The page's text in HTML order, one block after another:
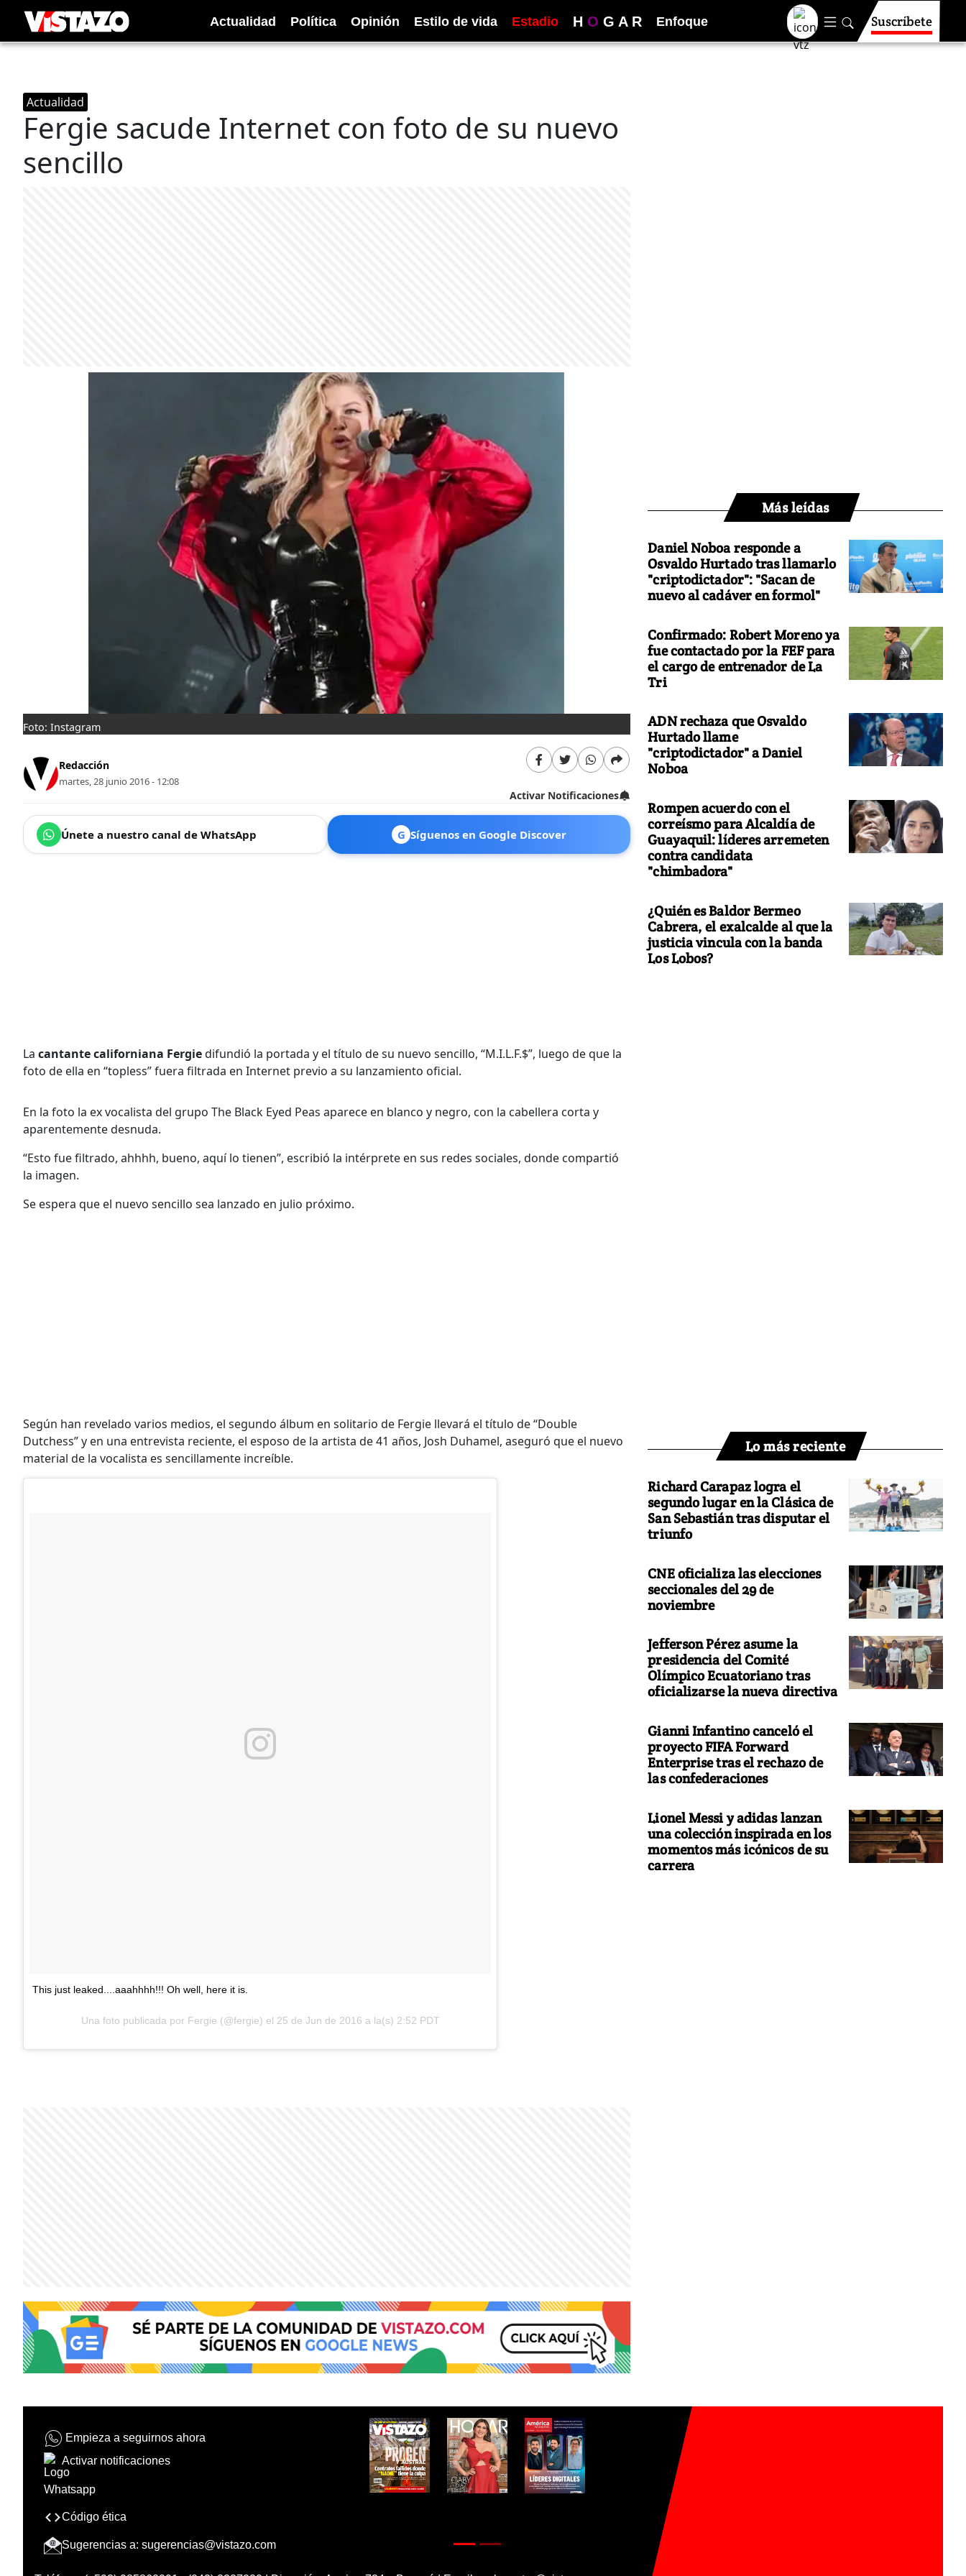
Actualidad Política Opinión Estilo de vida Estadio H O G A R Enfoque Suscríbete
Actualidad
Fergie sacude Internet con foto de su nuevo
sencillo
Foto: Instagram
Redacción
martes, 28 junio 2016 - 12:08
Activar Notificaciones
Únete a nuestro canal de WhatsApp G Síguenos en Google Discover
La cantante californiana Fergiedifundió la portada y el título de su nuevo sencillo, “M.I.L.F.$”, luego de que la
foto de ella en “topless” fuera filtrada en Internet previo a su lanzamiento oficial.
En la foto la ex vocalista del grupo The Black Eyed Peas aparece en blanco y negro, con la cabellera corta y
aparentemente desnuda.
“Esto fue filtrado, ahhhh, bueno, aquí lo tienen”, escribió la intérprete en sus redes sociales, donde compartió
la imagen.
Se espera que el nuevo sencillo sea lanzado en julio próximo.
Según han revelado varios medios, el segundo álbum en solitario de Fergie llevará el título de “Double
Dutchess” y en una entrevista reciente, el esposo de la artista de 41 años, Josh Duhamel, aseguró que el nuevo
material de la vocalista es sencillamente increíble.
This just leaked....aaahhhh!!! Oh well, here it is.
Una foto publicada por Fergie (@fergie) el 25 de Jun de 2016 a la(s) 2:52 PDT
Más leídas
Daniel Noboa responde a
Osvaldo Hurtado tras llamarlo
"criptodictador": "Sacan de
nuevo al cadáver en formol"
Confirmado: Robert Moreno ya
fue contactado por la FEF para
el cargo de entrenador de La
Tri
ADN rechaza que Osvaldo
Hurtado llame
"criptodictador" a Daniel
Noboa
Rompen acuerdo con el
correísmo para Alcaldía de
Guayaquil: líderes arremeten
contra candidata
"chimbadora"
¿Quién es Baldor Bermeo
Cabrera, el exalcalde al que la
justicia vincula con la banda
Los Lobos?
Lo más reciente
Richard Carapaz logra el
segundo lugar en la Clásica de
San Sebastián tras disputar el
triunfo
CNE oficializa las elecciones
seccionales del 29 de
noviembre
Jefferson Pérez asume la
presidencia del Comité
Olímpico Ecuatoriano tras
oficializarse la nueva directiva
Gianni Infantino canceló el
proyecto FIFA Forward
Enterprise tras el rechazo de
las confederaciones
Lionel Messi y adidas lanzan
una colección inspirada en los
momentos más icónicos de su
carrera
Empieza a seguirnos ahora
Activar notificaciones
Código ética
Sugerencias a: sugerencias@vistazo.com